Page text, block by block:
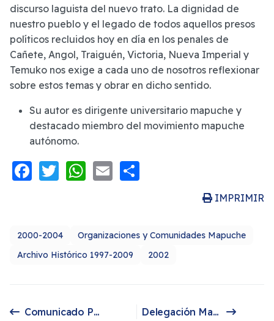
discurso laguista del nuevo trato. La dignidad de
nuestro pueblo y el legado de todos aquellos presos
políticos recluidos hoy en día en los penales de
Cañete, Angol, Traiguén, Victoria, Nueva Imperial y
Temuko nos exige a cada uno de nosotros reflexionar
sobre estos temas y obrar en dicho sentido.
Su autor es dirigente universitario mapuche y
destacado miembro del movimiento mapuche
autónomo.
Facebook
Twitter
WhatsApp
Email
IMPRIMIR
2000-2004
Organizaciones y Comunidades Mapuche
Archivo Histórico 1997-2009
2002
Comunicado Público: Que durante el día de hoy, jueves 11 de julio del 2002, las comunidades mapuche en conflicto, con apoyo de otros sectores mapuche, se encuentran desarrollando acciones coordinadas para denunciar públicamente
Artículo siguiente: Delegación Mapuche-Pewenche se entrevistan con parlamentarios Europeos:
Delegación Mapuche-Pewenche se entrevistan con parlamentarios Europeos: